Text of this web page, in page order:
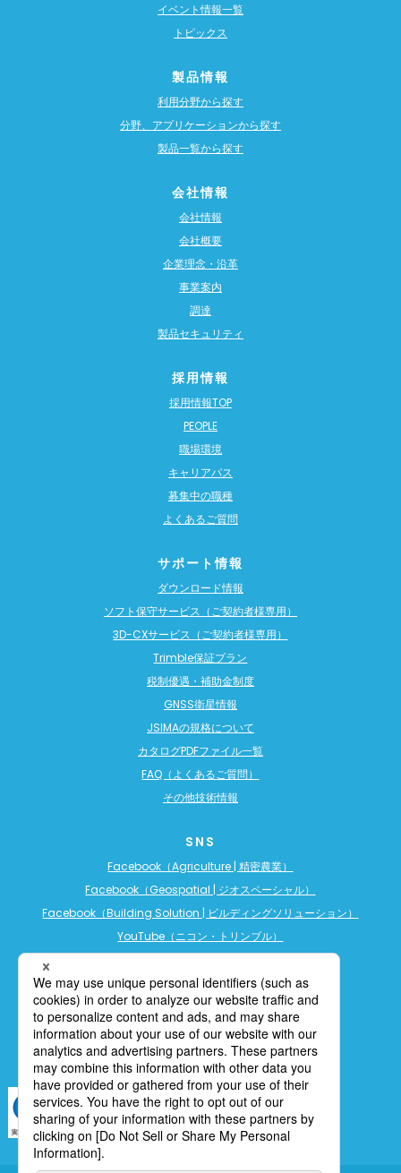
イベント情報一覧
トピックス
製品情報
利用分野から探す
分野、アプリケーションから探す
製品一覧から探す
会社情報
会社情報
会社概要
企業理念・沿革
事業案内
調達
製品セキュリティ
採用情報
採用情報TOP
PEOPLE
職場環境
キャリアパス
募集中の職種
よくあるご質問
サポート情報
ダウンロード情報
ソフト保守サービス（ご契約者様専用）
3D-CXサービス（ご契約者様専用）
Trimble保証プラン
税制優遇・補助金制度
GNSS衛星情報
JSIMAの規格について
カタログPDFファイル一覧
FAQ（よくあるご質問）
その他技術情報
SNS
Facebook（Agriculture | 精密農業）
Facebook（Geospatial | ジオスペーシャル）
Facebook（Building Solution | ビルディングソリューション）
YouTube（ニコン・トリンブル）
YouTube（ビルディングソリューション）
LINE公式アカウント（精密農業）